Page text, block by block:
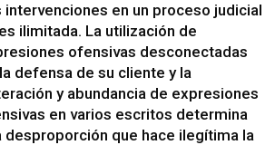
intervenciones en un proceso judicial
ilimitada. La utilización de
ofensivas desconectadas
defensa de su cliente y la
y abundancia de expresiones
en varios escritos determina
desproporción que hace ilegítima la